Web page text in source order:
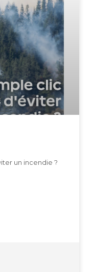
un incendie ?